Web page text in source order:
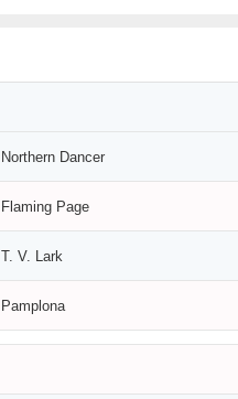
Northern Dancer
Flaming Page
T. V. Lark
Pamplona